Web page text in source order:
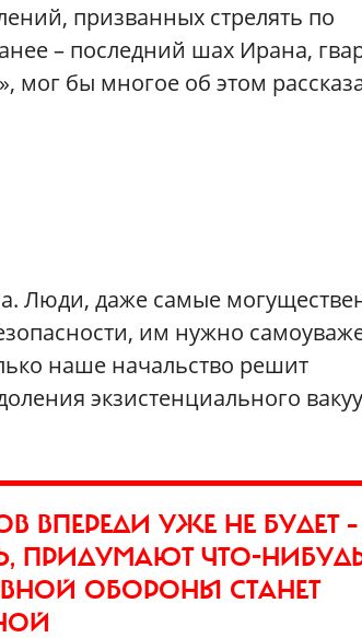
призванных стрелять по
– последний шах Ирана,
мог бы многое об этом
Люди, даже самые
им нужно
наше начальство решит
экзистенциального
ВПЕРЕДИ УЖЕ НЕ БУДЕТ –
ПРИДУМАЮТ ЧТО-
ОБОРОНЫ СТАНЕТ